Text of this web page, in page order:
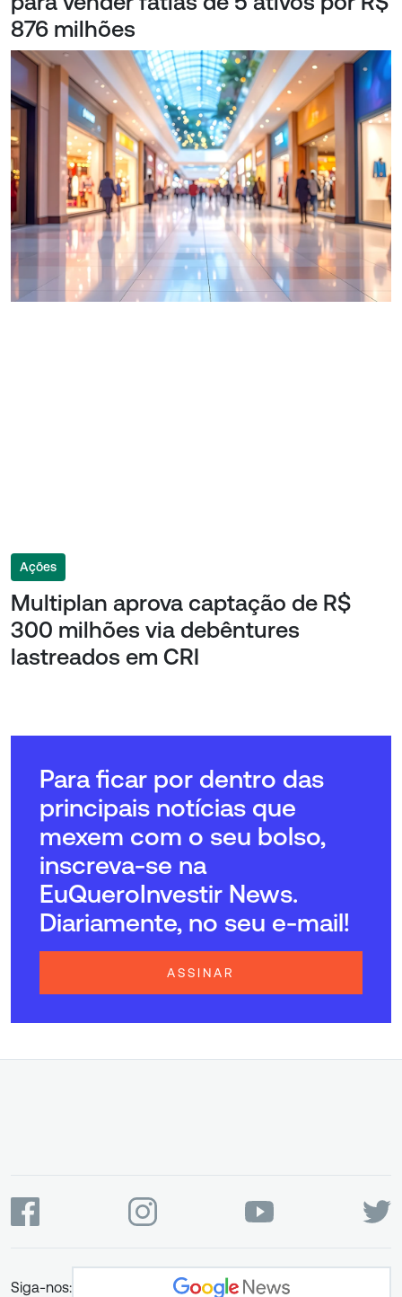
876 milhões
Ações
Multiplan aprova captação de R$
300 milhões via debêntures
lastreados em CRI
Para ficar por dentro das
principais notícias que
mexem com o seu bolso,
inscreva-se na
EuQueroInvestir News.
Diariamente, no seu e-mail!
ASSINAR
Siga-nos: